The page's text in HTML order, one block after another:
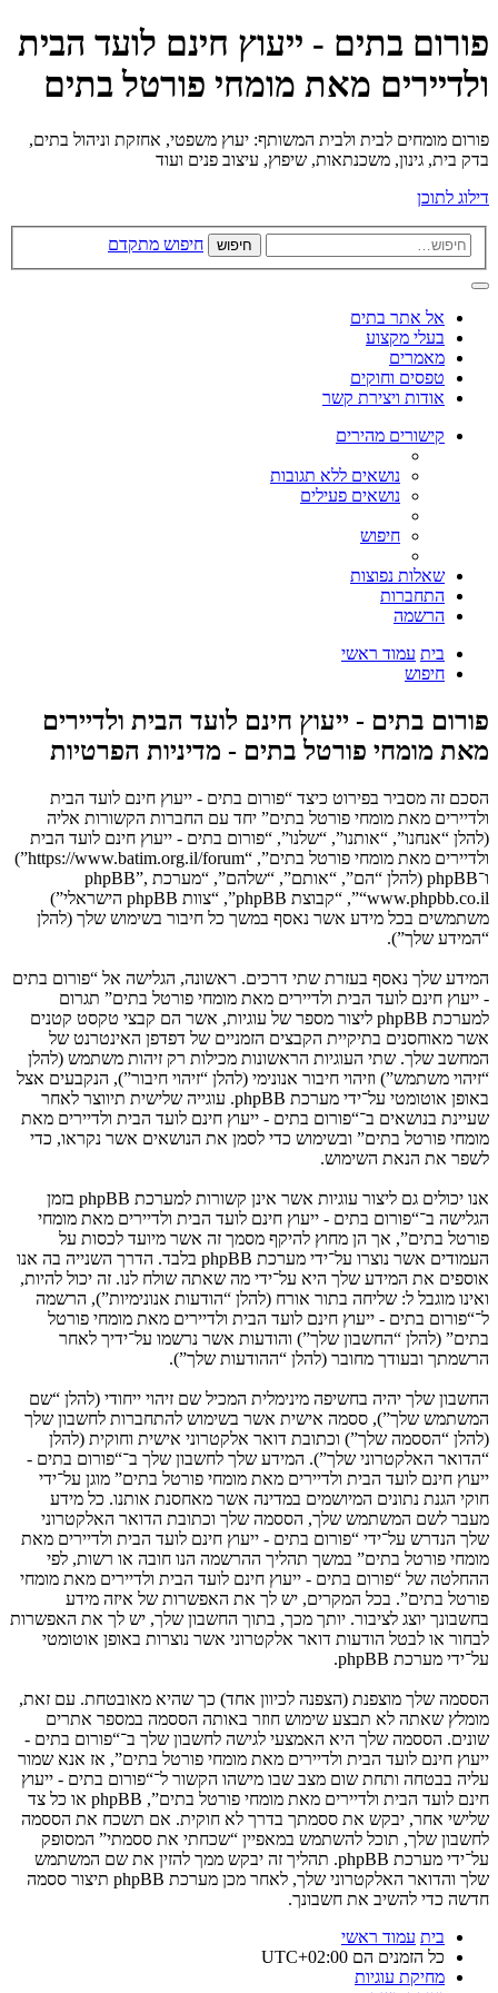
פורום בתים - ייעוץ חינם לועד הבית
ולדיירים מאת מומחי פורטל בתים
פורום מומחים לבית ולבית המשותף: יעוץ משפטי, אחזקת וניהול בתים,
בדק בית, גינון, משכנתאות, שיפוץ, עיצוב פנים ועוד
דילוג לתוכן
חיפוש חיפוש מתקדם
אל אתר בתים
בעלי מקצוע
מאמרים
טפסים וחוקים
אודות ויצירת קשר
קישורים מהירים
נושאים ללא תגובות
נושאים פעילים
חיפוש
שאלות נפוצות
התחברות
הרשמה
בית עמוד ראשי
חיפוש
פורום בתים - ייעוץ חינם לועד הבית ולדיירים
מאת מומחי פורטל בתים - מדיניות הפרטיות
הסכם זה מסביר בפירוט כיצד “פורום בתים - ייעוץ חינם לועד הבית
ולדיירים מאת מומחי פורטל בתים” יחד עם החברות הקשורות אליה
(להלן “אנחנו”, “אותנו”, “שלנו”, “פורום בתים - ייעוץ חינם לועד הבית
ולדיירים מאת מומחי פורטל בתים”, “https://www.batim.org.il/forum”)
ו־phpBB (להלן “הם”, “אותם”, “שלהם”, “מערכת phpBB”,
“www.phpbb.co.il”, “קבוצת phpBB”, “צוות phpBB הישראלי”)
משתמשים בכל מידע אשר נאסף במשך כל חיבור בשימוש שלך (להלן
“המידע שלך”).
המידע שלך נאסף בעזרת שתי דרכים. ראשונה, הגלישה אל “פורום בתים
- ייעוץ חינם לועד הבית ולדיירים מאת מומחי פורטל בתים” תגרום
למערכת phpBB ליצור מספר של עוגיות, אשר הם קבצי טקסט קטנים
אשר מאוחסנים בתיקיית הקבצים הזמניים של דפדפן האינטרנט של
המחשב שלך. שתי העוגיות הראשונות מכילות רק זיהות משתמש (להלן
“זיהוי משתמש”) וזיהוי חיבור אנונימי (להלן “זיהוי חיבור”), הנקבעים אצל
באופן אוטומטי על־ידי מערכת phpBB. עוגייה שלישית תיווצר לאחר
שעיינת בנושאים ב־“פורום בתים - ייעוץ חינם לועד הבית ולדיירים מאת
מומחי פורטל בתים” ובשימוש כדי לסמן את הנושאים אשר נקראו, כדי
לשפר את הנאת השימוש.
אנו יכולים גם ליצור עוגיות אשר אינן קשורות למערכת phpBB בזמן
הגלישה ב־“פורום בתים - ייעוץ חינם לועד הבית ולדיירים מאת מומחי
פורטל בתים”, אך הן מחוץ להיקף מסמך זה אשר מיועד לכסות על
העמודים אשר נוצרו על־ידי מערכת phpBB בלבד. הדרך השנייה בה אנו
אוספים את המידע שלך היא על־ידי מה שאתה שולח לנו. זה יכול להיות,
ואינו מוגבל ל: שליחה בתור אורח (להלן “הודעות אנונימיות”), הרשמה
ל־“פורום בתים - ייעוץ חינם לועד הבית ולדיירים מאת מומחי פורטל
בתים” (להלן “החשבון שלך”) והודעות אשר נרשמו על־ידיך לאחר
הרשמתך ובעודך מחובר (להלן “ההודעות שלך”).
החשבון שלך יהיה בחשיפה מינימלית המכיל שם זיהוי ייחודי (להלן “שם
המשתמש שלך”), ססמה אישית אשר בשימוש להתחברות לחשבון שלך
(להלן “הססמה שלך”) וכתובת דואר אלקטרוני אישית וחוקית (להלן
“הדואר האלקטרוני שלך”). המידע שלך לחשבון שלך ב־“פורום בתים -
ייעוץ חינם לועד הבית ולדיירים מאת מומחי פורטל בתים” מוגן על־ידי
חוקי הגנת נתונים המיושמים במדינה אשר מאחסנת אותנו. כל מידע
מעבר לשם המשתמש שלך, הססמה שלך וכתובת הדואר האלקטרוני
שלך הנדרש על־ידי “פורום בתים - ייעוץ חינם לועד הבית ולדיירים מאת
מומחי פורטל בתים” במשך תהליך ההרשמה הנו חובה או רשות, לפי
ההחלטה של “פורום בתים - ייעוץ חינם לועד הבית ולדיירים מאת מומחי
פורטל בתים”. בכל המקרים, יש לך את האפשרות של איזה מידע
בחשבונך יוצג לציבור. יותך מכך, בתוך החשבון שלך, יש לך את האפשרות
לבחור או לבטל הודעות דואר אלקטרוני אשר נוצרות באופן אוטומטי
על־ידי מערכת phpBB.
הססמה שלך מוצפנת (הצפנה לכיוון אחד) כך שהיא מאובטחת. עם זאת,
מומלץ שאתה לא תבצע שימוש חוזר באותה הססמה במספר אתרים
שונים. הססמה שלך היא האמצעי לגישה לחשבון שלך ב־“פורום בתים -
ייעוץ חינם לועד הבית ולדיירים מאת מומחי פורטל בתים”, אז אנא שמור
עליה בבטחה ותחת שום מצב שבו מישהו הקשור ל־“פורום בתים - ייעוץ
חינם לועד הבית ולדיירים מאת מומחי פורטל בתים”, phpBB או כל צד
שלישי אחר, יבקש את ססמתך בדרך לא חוקית. אם תשכח את הססמה
לחשבון שלך, תוכל להשתמש במאפיין “שכחתי את ססמתי” המסופק
על־ידי מערכת phpBB. תהליך זה יבקש ממך להזין את שם המשתמש
שלך והדואר האלקטרוני שלך, לאחר מכן מערכת phpBB תיצור ססמה
חדשה כדי להשיב את חשבונך.
בית עמוד ראשי
כל הזמנים הם UTC+02:00
מחיקת עוגיות